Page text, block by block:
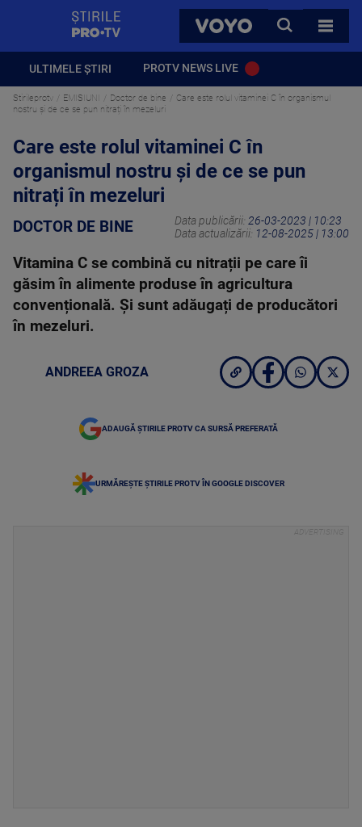
VOYO
CAUTA
TOATE
ULTIMELE ȘTIRI PROTV NEWS LIVE
Stirileprotv EMISIUNI Doctor de bine
Care este rolul vitaminei C în organismul
nostru și de ce se pun nitrați în mezeluri
Care este rolul vitaminei C în
organismul nostru și de ce se pun
nitrați în mezeluri
DOCTOR DE BINE Data publicării: 26-03-2023 | 10:23
Data actualizării: 12-08-2025 | 13:00
Vitamina C se combină cu nitrații pe care îi
găsim în alimente produse în agricultura
convențională. Și sunt adăugați de producători
în mezeluri.
ANDREEA GROZA
ADAUGĂ ȘTIRILE PROTV CA SURSĂ PREFERATĂ
URMĂREȘTE ȘTIRILE PROTV ÎN GOOGLE DISCOVER